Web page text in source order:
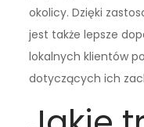
okolicy. Dzięki
jest także lepsze
lokalnych klientów
dotyczących ich